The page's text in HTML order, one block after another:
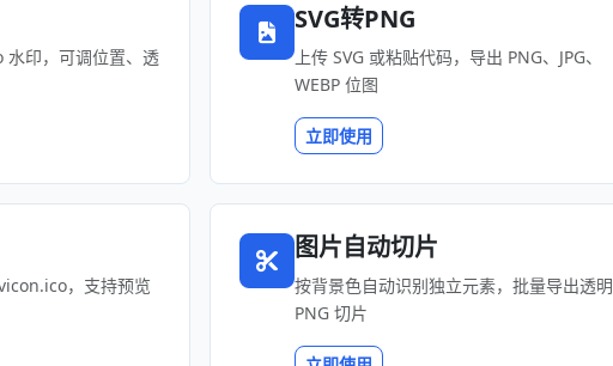
水印，可调位置、透
SVG转PNG
上传 SVG 或粘贴代码，导出 PNG、JPG、
WEBP 位图
立即使用
，支持预览
图片自动切片
按背景色自动识别独立元素，批量导出透明
PNG 切片